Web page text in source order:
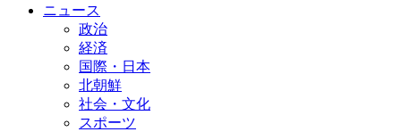
ニュース
政治
経済
国際・日本
北朝鮮
社会・文化
スポーツ